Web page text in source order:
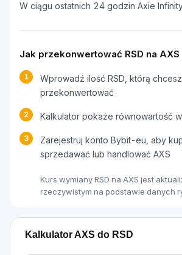
W ciągu ostatnich 24 godzin Axie
Jak przekonwertować RSD na AXS
1
Wprowadź ilość RSD, którą chcesz
przekonwertować
2 Kalkulator pokaże równowartość
3
Zarejestruj konto Bybit-eu, aby
sprzedawać lub handlować AXS
Kurs wymiany RSD na AXS jest
rzeczywistym na podstawie danych
Kalkulator AXS do RSD